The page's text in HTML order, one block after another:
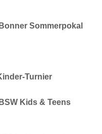
Sommerpokal
Turnier
BSW Kids & Teens